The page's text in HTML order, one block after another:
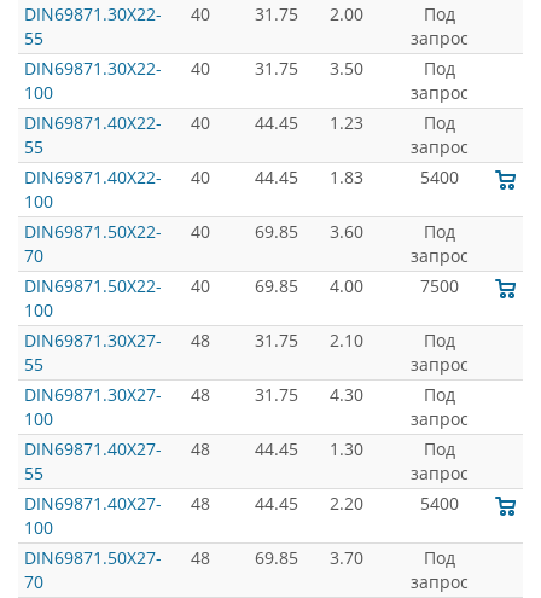
DIN69871.30X22-
55
40 31.75 2.00
Под
запрос
DIN69871.30X22-
100
40 31.75 3.50
Под
запрос
DIN69871.40X22-
55
40 44.45 1.23
Под
запрос
DIN69871.40X22-
100
40 44.45 1.83 5400
DIN69871.50X22-
70
40 69.85 3.60
Под
запрос
DIN69871.50X22-
100
40 69.85 4.00 7500
DIN69871.30X27-
55
48 31.75 2.10
Под
запрос
DIN69871.30X27-
100
48 31.75 4.30
Под
запрос
DIN69871.40X27-
55
48 44.45 1.30
Под
запрос
DIN69871.40X27-
100
48 44.45 2.20 5400
DIN69871.50X27-
70
48 69.85 3.70
Под
запрос